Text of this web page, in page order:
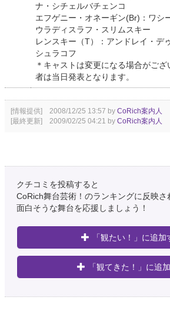
ナ・シチェルバチェンコ
エフゲニー・オネーギン(Br)：ワシ
ウラディスラフ・スリムスキー
レンスキー（T）：アンドレイ・デ
シュラコフ
＊キャストは変更になる場合がご
者は当日発表となります。
[情報提供] 2008/12/25 13:57 by CoRich案内人
[最終更新] 2009/02/25 04:21 by CoRich案内人
クチコミを投稿すると
CoRich舞台芸術！のランキングに反映さ
面白そうな舞台を応援しましょう！
「観たい！」に追加
「観てきた！」に追